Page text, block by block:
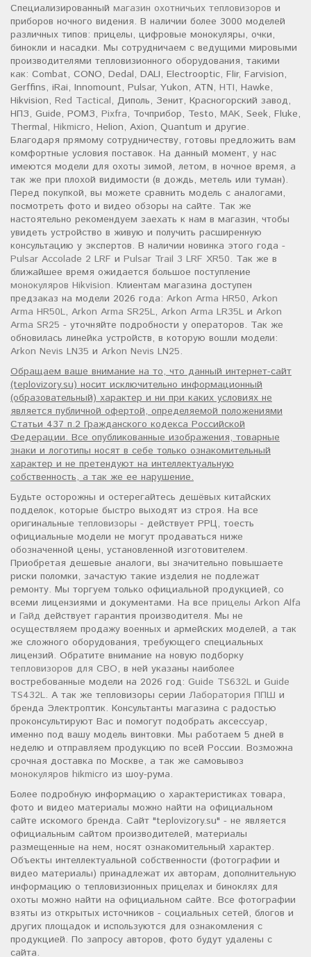
Специализированный магазин охотничьих тепловизоров и
приборов ночного видения. В наличии более 3000 моделей
различных типов: прицелы, цифровые монокуляры, очки,
бинокли и насадки. Мы сотрудничаем с ведущими мировыми
производителями тепловизионного оборудования, такими
как: Combat, CONO, Dedal, DALI, Electrooptic, Flir, Farvision,
Gerffins, iRai, Innomount, Pulsar, Yukon, ATN, HTI, Hawke,
Hikvision, Red Tactical, Диполь, Зенит, Красногорский завод,
НПЗ, Guide, РОМЗ, Pixfra, Точприбор, Testo, MAK, Seek, Fluke,
Thermal, Hikmicro, Helion, Axion, Quantum и другие.
Благодаря прямому сотрудничеству, готовы предложить вам
комфортные условия поставок. На данный момент, у нас
имеются модели для охоты зимой, летом, в ночное время, а
так же при плохой видимости (в дождь, метель или туман).
Перед покупкой, вы можете сравнить модель с аналогами,
посмотреть фото и видео обзоры на сайте. Так же
настоятельно рекомендуем заехать к нам в магазин, чтобы
увидеть устройство в живую и получить расширенную
консультацию у экспертов. В наличии новинка этого года -
Pulsar Accolade 2 LRF и Pulsar Trail 3 LRF XR50. Так же в
ближайшее время ожидается большое поступление
монокуляров Hikvision. Клиентам магазина доступен
предзаказ на модели 2026 года: Arkon Arma HR50, Arkon
Arma HR50L, Arkon Arma SR25L, Arkon Arma LR35L и Arkon
Arma SR25 - уточняйте подробности у операторов. Так же
обновилась линейка устройств, в которую вошли модели:
Arkon Nevis LN35 и Arkon Nevis LN25.
Обращаем ваше внимание на то, что данный интернет-сайт
(teplovizory.su) носит исключительно информационный
(образовательный) характер и ни при каких условиях не
является публичной офертой, определяемой положениями
Статьи 437 п.2 Гражданского кодекса Российской
Федерации. Все опубликованные изображения, товарные
знаки и логотипы носят в себе только ознакомительный
характер и не претендуют на интеллектуальную
собственность, а так же ее нарушение.
Будьте осторожны и остерегайтесь дешёвых китайских
подделок, которые быстро выходят из строя. На все
оригинальные тепловизоры - действует РРЦ, тоесть
официальные модели не могут продаваться ниже
обозначенной цены, установленной изготовителем.
Приобретая дешевые аналоги, вы значительно повышаете
риски поломки, зачастую такие изделия не подлежат
ремонту. Мы торгуем только официальной продукцией, со
всеми лицензиями и документами. На все прицелы Arkon Alfa
и Гайд действует гарантия производителя. Мы не
осуществляем продажу военных и армейских моделей, а так
же сложного оборудования, требующего специальных
лицензий. Обратите внимание на новую подборку
тепловизоров для СВО, в ней указаны наиболее
востребованные модели на 2026 год: Guide TS632L и Guide
TS432L. А так же тепловизоры серии Лаборатория ППШ и
бренда Электроптик. Консультанты магазина с радостью
проконсультируют Вас и помогут подобрать аксессуар,
именно под вашу модель винтовки. Мы работаем 5 дней в
неделю и отправляем продукцию по всей России. Возможна
срочная доставка по Москве, а так же самовывоз
монокуляров hikmicro из шоу-рума.
Более подробную информацию о характеристиках товара,
фото и видео материалы можно найти на официальном
сайте искомого бренда. Сайт "teplovizory.su" - не является
официальным сайтом производителей, материалы
размещенные на нем, носят ознакомительный характер.
Объекты интеллектуальной собственности (фотографии и
видео материалы) принадлежат их авторам, дополнительную
информацию о тепловизионных прицелах и биноклях для
охоты можно найти на официальном сайте. Все фотографии
взяты из открытых источников - социальных сетей, блогов и
других площадок и используются для ознакомления с
продукцией. По запросу авторов, фото будут удалены с
сайта.